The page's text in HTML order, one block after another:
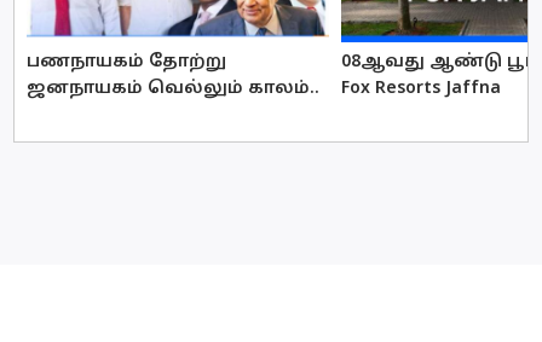
பணநாயகம் தோற்று
ஜனநாயகம் வெல்லும் காலம்..
08ஆவது ஆண்டு
Fox Resorts Jaffna